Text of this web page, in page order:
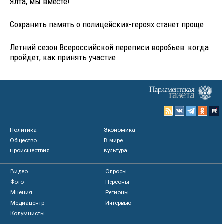
Сохранить память о полицейских-героях станет проще
Летний сезон Всероссийской переписи воробьев: когда
пройдет, как принять участие
Политика
Экономика
Общество
В мире
Происшествия
Культура
Видео
Опросы
Фото
Персоны
Мнения
Регионы
Медиацентр
Интервью
Колумнисты